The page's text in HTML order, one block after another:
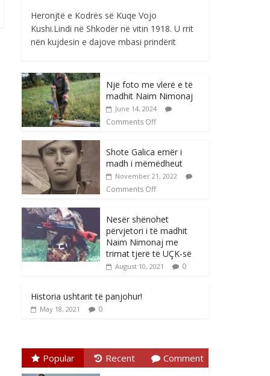
Heronjtë e Kodrës së Kuqe Vojo
Kushi.Lindi në Shkodër në vitin 1918. U rrit
nën kujdesin e dajove mbasi prindërit
Një foto me vlerë e të
madhit Naim Nimonaj
June 14, 2024
Comments Off
Shote Galica emër i
madh i mëmëdheut
November 21, 2022
Comments Off
Nesër shënohet
përvjetori i të madhit
Naim Nimonaj me
trimat tjerë të UÇK-së
August 10, 2021 0
Historia ushtarit të panjohur!
May 18, 2021 0
Popular Recent Comment